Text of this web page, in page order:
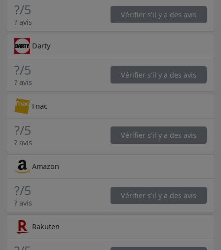
?/5
? avis
Vérifier s'il y a des avis
Darty
?/5
? avis
Vérifier s'il y a des avis
Fnac
?/5
? avis
Vérifier s'il y a des avis
Amazon
?/5
? avis
Vérifier s'il y a des avis
Rakuten